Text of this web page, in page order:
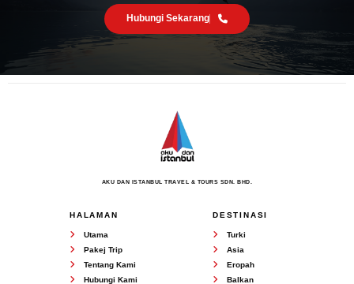
Hubungi Sekarang
AKU DAN ISTANBUL TRAVEL & TOURS SDN. BHD.
HALAMAN
Utama
Pakej Trip
Tentang Kami
Hubungi Kami
DESTINASI
Turki
Asia
Eropah
Balkan